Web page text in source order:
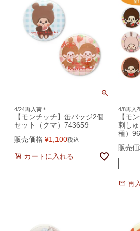
4/24再入荷＊
【モンチッチ】缶バッジ2個
セット（クマ）743659
販売価格 ¥1,100税込
カートに入れる
4/8再入
【モ
刺し
種）
販売
再